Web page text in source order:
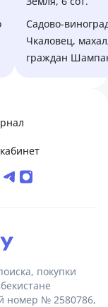
Садово-виноградарное товарищество
Чкаловец,
граждан
покупки
номер № 2580786,